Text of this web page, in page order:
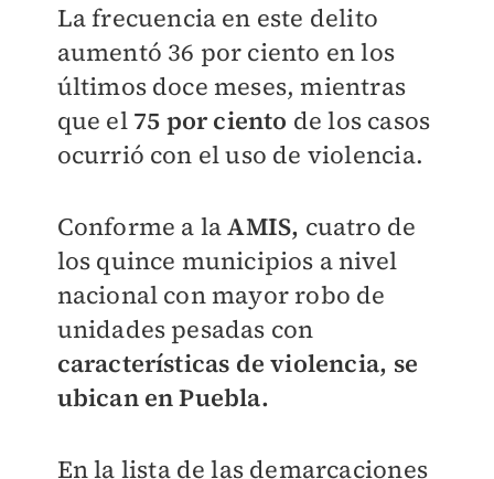
La frecuencia en este delito
aumentó 36 por ciento en los
últimos doce meses, mientras
que el75 por ciento de los casos
ocurrió con el uso de violencia.
Conforme a laAMIS, cuatro de
los quince municipios a nivel
nacional con mayor robo de
unidades pesadas con
características de violencia, se
ubican en Puebla.
En la lista de las demarcaciones